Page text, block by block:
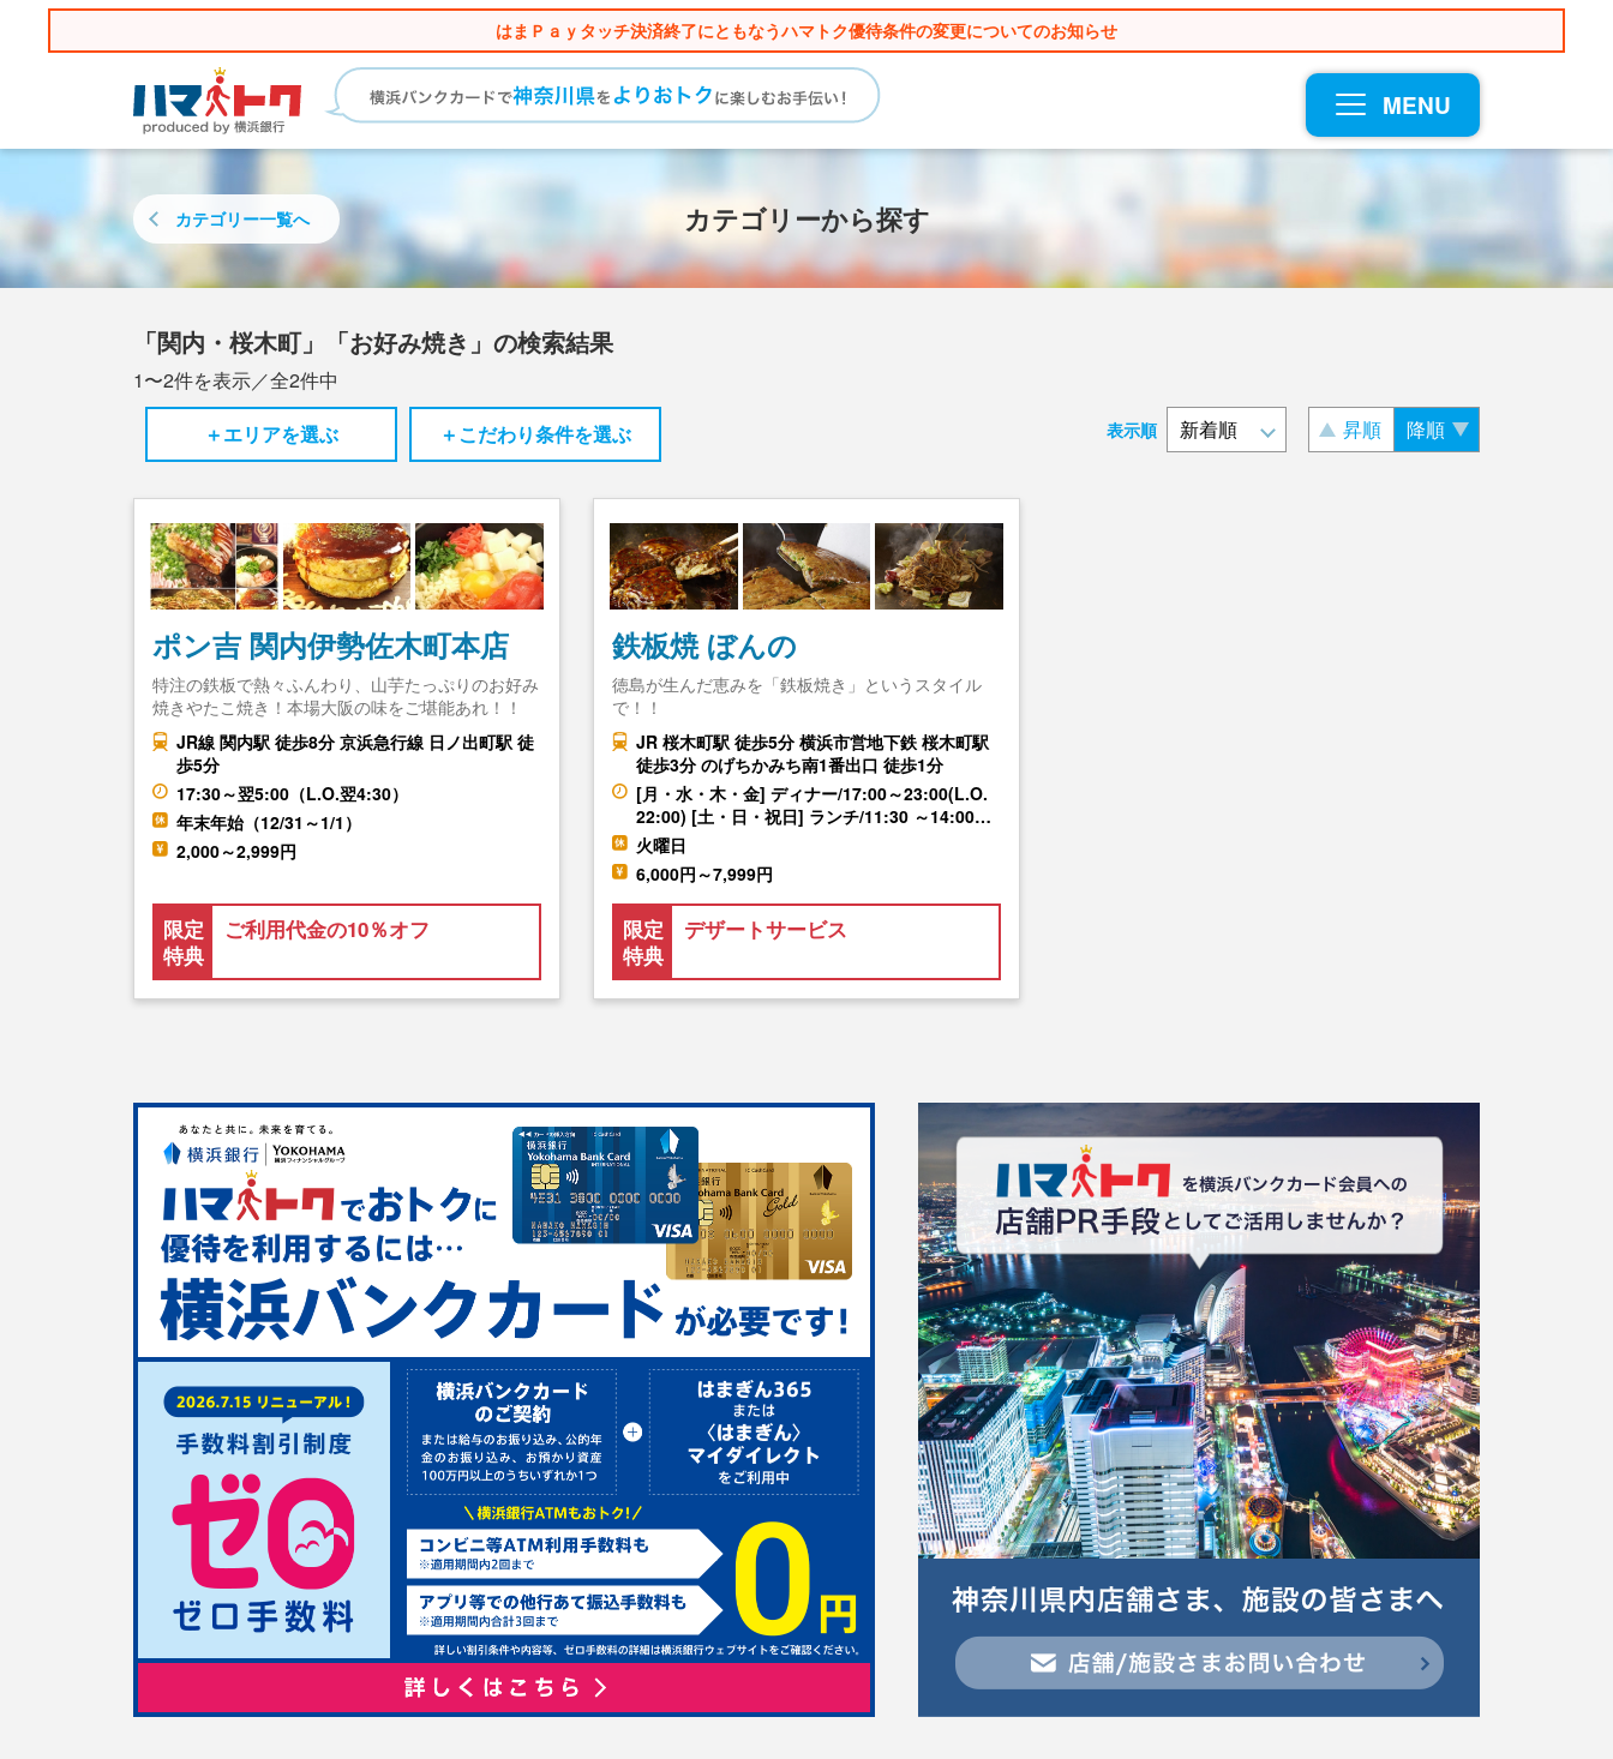
はまＰａｙタッチ決済終了にともなうハマトク優待条件の変更についてのお知らせ
MENU
カテゴリーから探す
カテゴリー一覧へ
「関内・桜木町」「お好み焼き」の検索結果
1〜2件を表示／全2件中
＋エリアを選ぶ
＋こだわり条件を選ぶ 表示順 昇順 降順
ポン吉 関内伊勢佐木町本店
特注の鉄板で熱々ふんわり、山芋たっぷりのお好み
焼きやたこ焼き！本場大阪の味をご堪能あれ！！
JR線 関内駅 徒歩8分 京浜急行線 日ノ出町駅 徒
歩5分
17:30～翌5:00（L.O.翌4:30）
年末年始（12/31～1/1）
2,000～2,999円
限定
特典
ご利用代金の10％オフ
鉄板焼 ぼんの
徳島が生んだ恵みを「鉄板焼き」というスタイル
で！！
JR 桜木町駅 徒歩5分 横浜市営地下鉄 桜木町駅
徒歩3分 のげちかみち南1番出口 徒歩1分
[月・水・木・金] ディナー/17:00～23:00(L.O.
22:00) [土・日・祝日] ランチ/11:30 ～14:00…
火曜日
6,000円～7,999円
限定
特典
デザートサービス